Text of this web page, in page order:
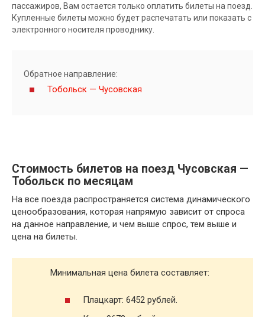
пассажиров, Вам остается только оплатить билеты на поезд.
Купленные билеты можно будет распечатать или показать с
электронного носителя проводнику.
Обратное направление:
Тобольск — Чусовская
Стоимость билетов на поезд Чусовская —
Тобольск по месяцам
На все поезда распространяется система динамического
ценообразования, которая напрямую зависит от спроса
на данное направление, и чем выше спрос, тем выше и
цена на билеты.
Минимальная цена билета составляет:
Плацкарт: 6452 рублей.